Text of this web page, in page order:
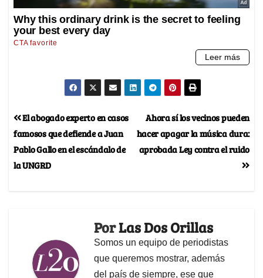
Ahora sí los vecinos pueden
hacer apagar la música dura:
aprobada Ley contra el ruido
El abogado experto en casos
famosos que defiende a Juan
Pablo Gallo en el escándalo de
la UNGRD
PorLas Dos Orillas
Somos un equipo de periodistas
que queremos mostrar, además
del país de siempre, ese que